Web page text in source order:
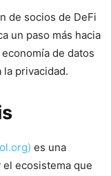
de socios de DeFi
un paso más hacia
de datos
la privacidad.
es una
ecosistema que